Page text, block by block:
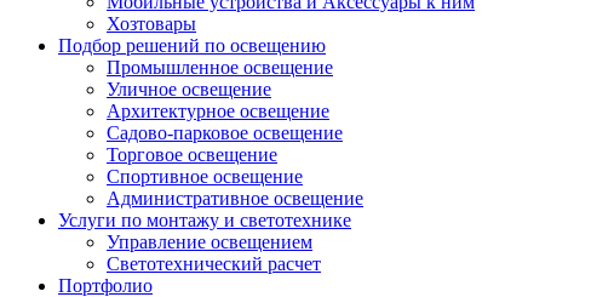
Хозтовары
Подбор решений по освещению
Промышленное освещение
Уличное освещение
Архитектурное освещение
Садово-парковое освещение
Торговое освещение
Спортивное освещение
Административное освещение
Услуги по монтажу и светотехнике
Управление освещением
Светотехнический расчет
Портфолио